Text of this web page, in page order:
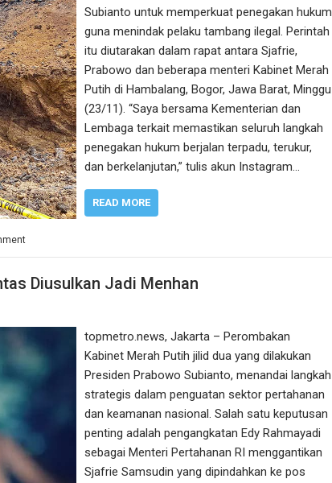
Subianto untuk memperkuat penegakan hukum
guna menindak pelaku tambang ilegal. Perintah
itu diutarakan dalam rapat antara Sjafrie,
Prabowo dan beberapa menteri Kabinet Merah
Putih di Hambalang, Bogor, Jawa Barat, Minggu
(23/11). “Saya bersama Kementerian dan
Lembaga terkait memastikan seluruh langkah
penegakan hukum berjalan terpadu, terukur,
dan berkelanjutan,” tulis akun Instagram…
READ MORE
Diusulkan Jadi Menhan
topmetro.news, Jakarta – Perombakan
Kabinet Merah Putih jilid dua yang dilakukan
Presiden Prabowo Subianto, menandai langkah
strategis dalam penguatan sektor pertahanan
dan keamanan nasional. Salah satu keputusan
penting adalah pengangkatan Edy Rahmayadi
sebagai Menteri Pertahanan RI menggantikan
Sjafrie Samsudin yang dipindahkan ke pos